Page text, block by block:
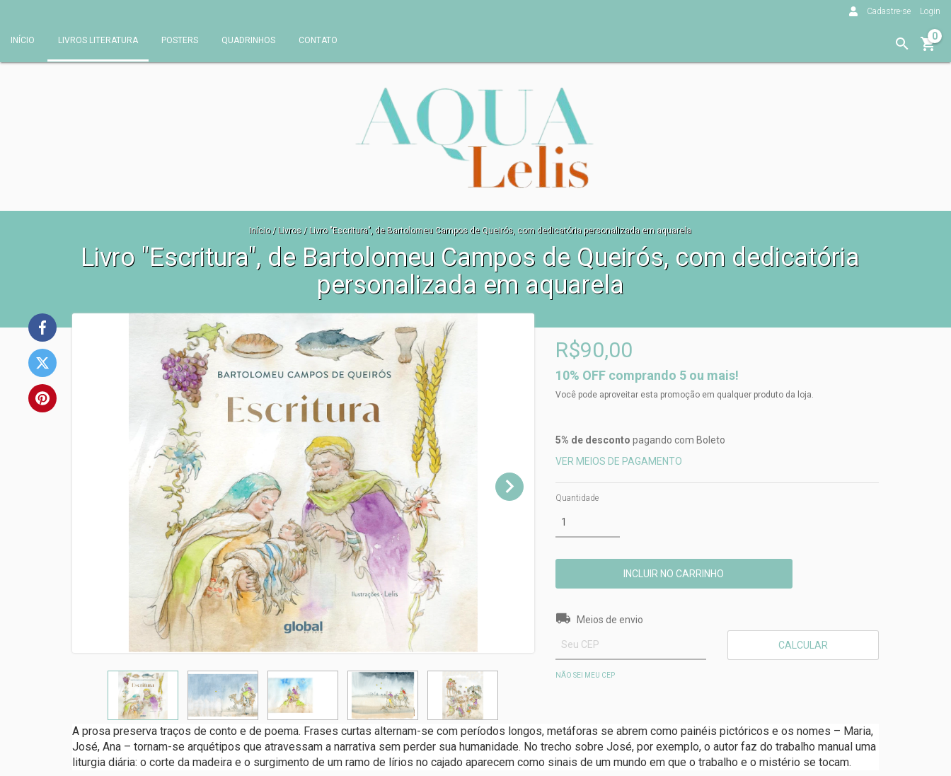
Cadastre-se Login
INÍCIO LIVROS LITERATURA POSTERS QUADRINHOS CONTATO 0
Início / Livros / Livro "Escritura", de Bartolomeu Campos de Queirós, com dedicatória personalizada em aquarela
Livro "Escritura", de Bartolomeu Campos de Queirós, com dedicatória
personalizada em aquarela
R$90,00
10% OFF comprando 5 ou mais!
Você pode aproveitar esta promoção em qualquer produto da loja.
5% de desconto pagando com Boleto
VER MEIOS DE PAGAMENTO
Quantidade
Entregas para o CEP:
Meios de envio
CALCULAR
NÃO SEI MEU CEP
A prosa preserva traços de conto e de poema. Frases curtas alternam-se com períodos longos, metáforas se abrem como painéis pictóricos e os nomes – Maria,
José, Ana – tornam-se arquétipos que atravessam a narrativa sem perder sua humanidade. No trecho sobre José, por exemplo, o autor faz do trabalho manual uma
liturgia diária: o corte da madeira e o surgimento de um ramo de lírios no cajado aparecem como sinais de um mundo em que o trabalho e o mistério se tocam.